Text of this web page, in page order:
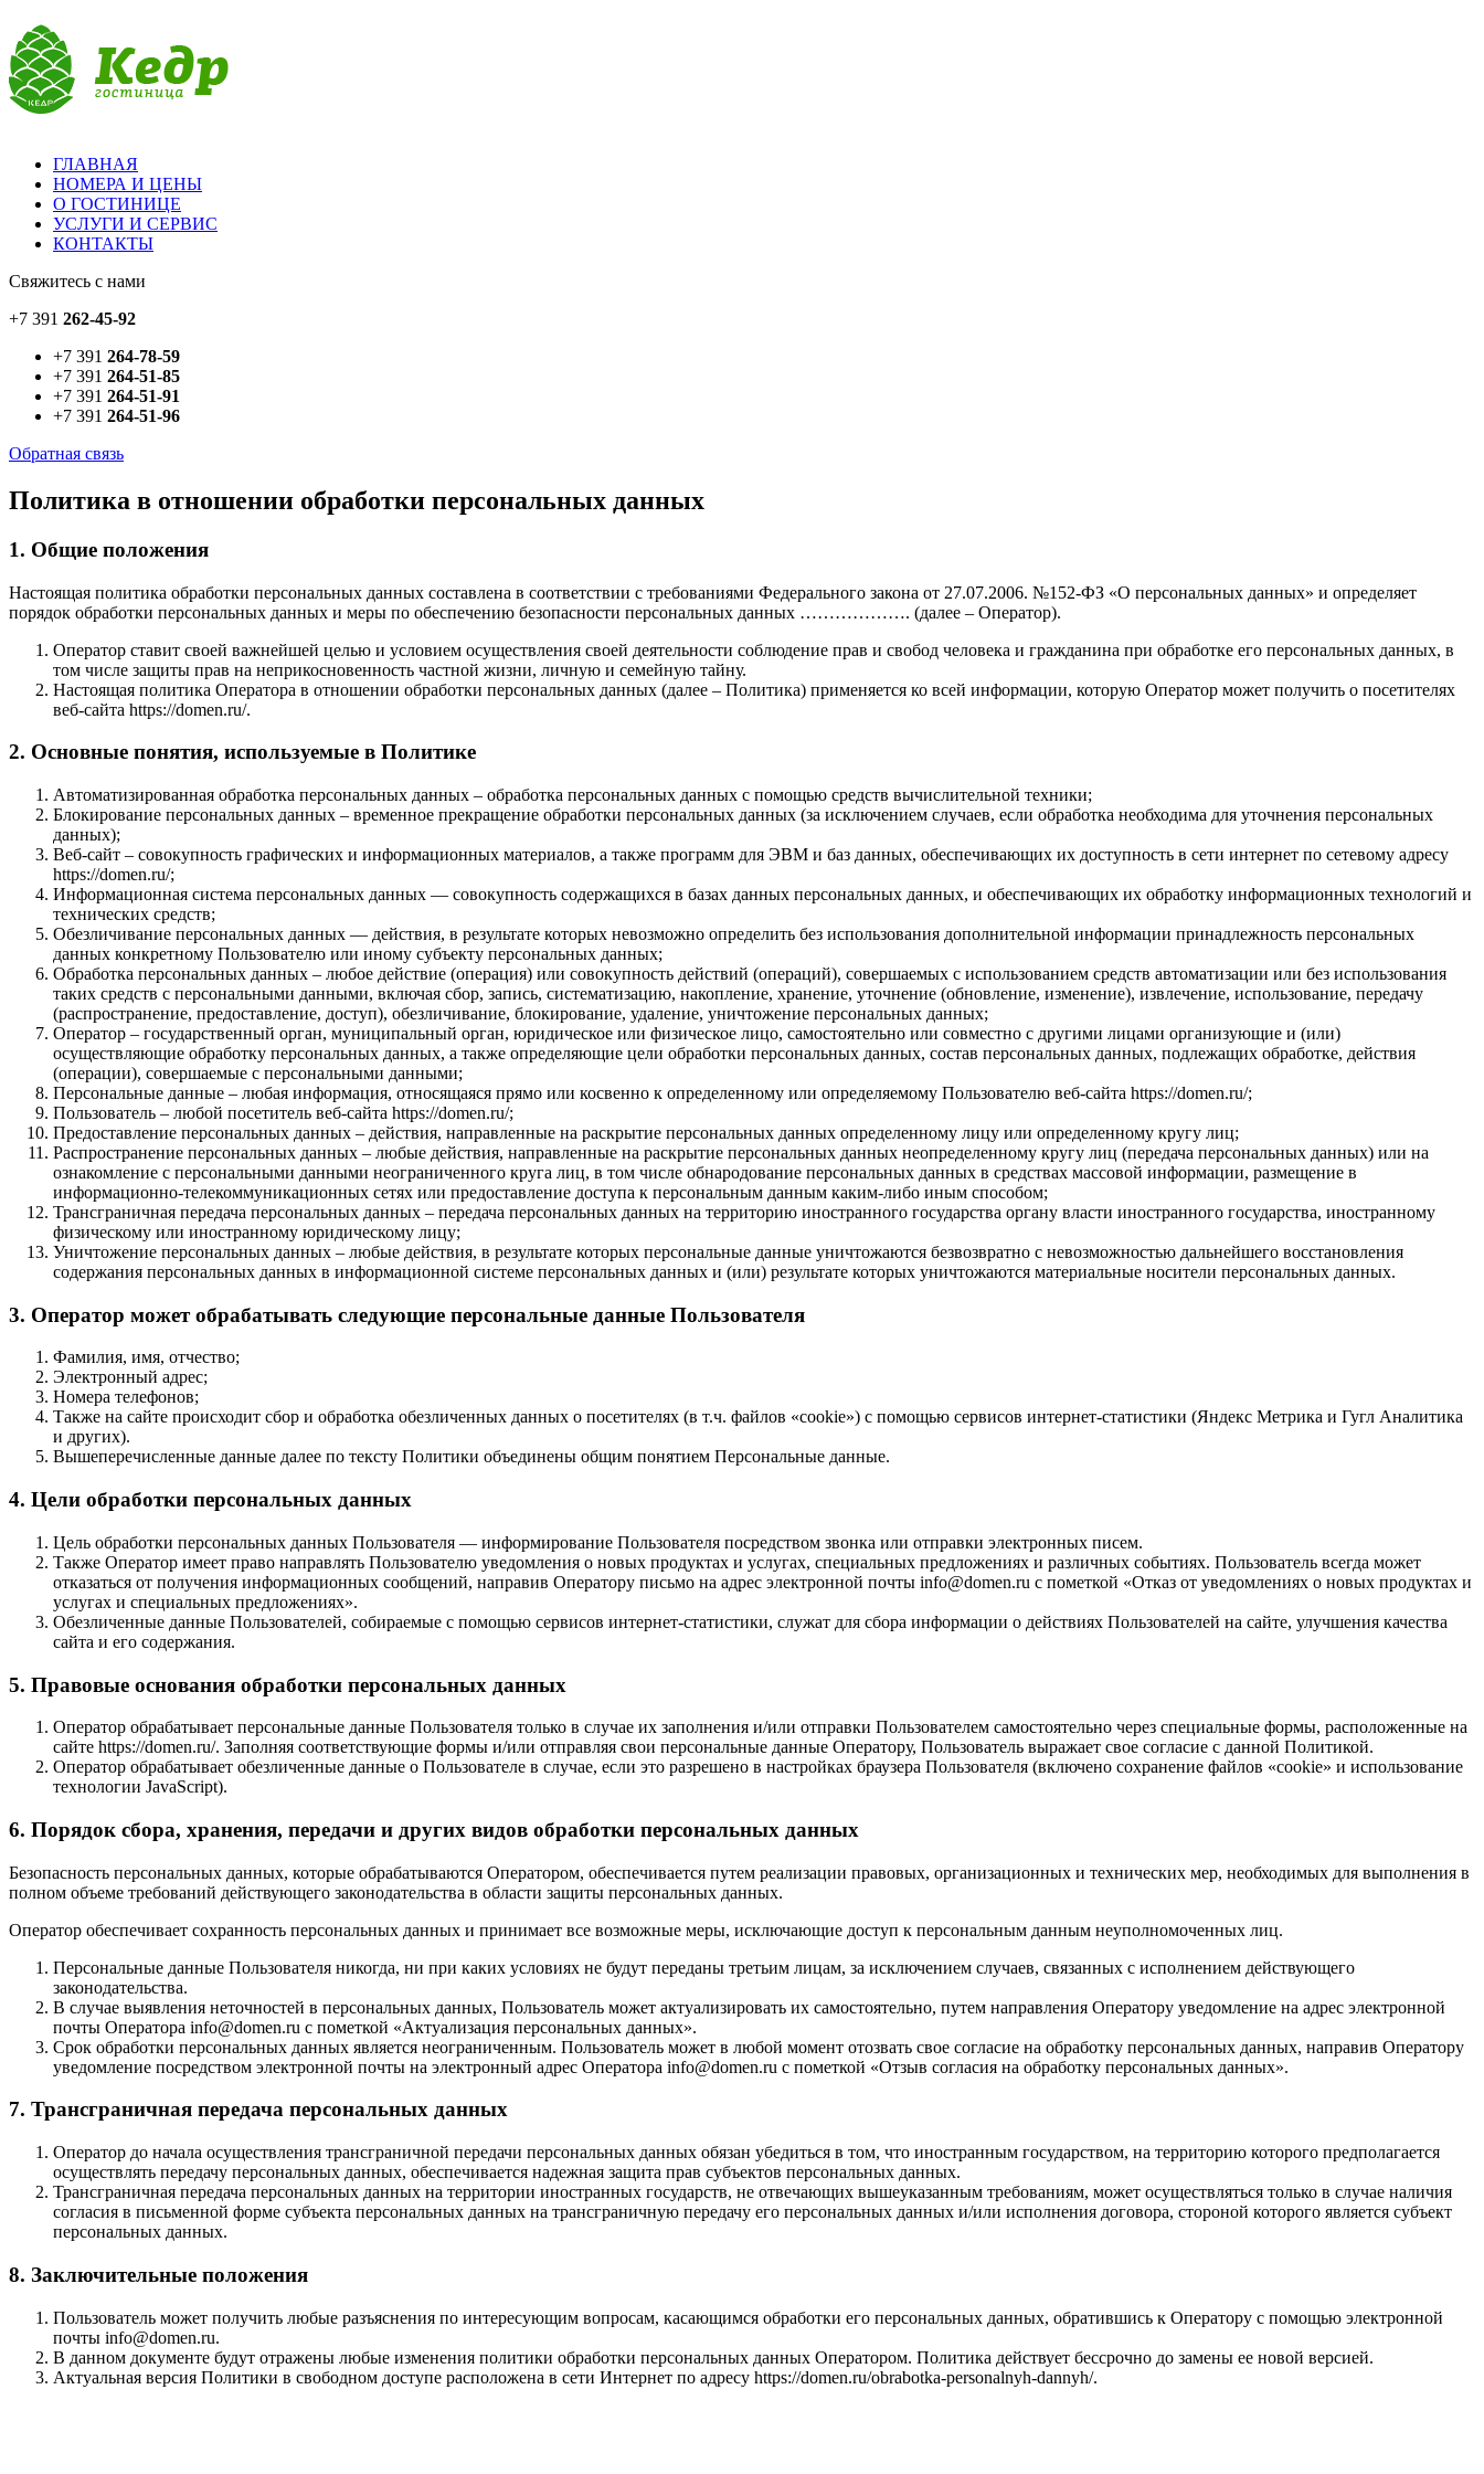
ГЛАВНАЯ
НОМЕРА И ЦЕНЫ
О ГОСТИНИЦЕ
УСЛУГИ И СЕРВИС
КОНТАКТЫ
Свяжитесь с нами
+7 391 262-45-92
+7 391 264-78-59
+7 391 264-51-85
+7 391 264-51-91
+7 391 264-51-96
Обратная связь
Политика в отношении обработки персональных данных
1. Общие положения
Настоящая политика обработки персональных данных составлена в соответствии с требованиями Федерального закона от 27.07.2006. №152-ФЗ «О персональных данных» и определяет
порядок обработки персональных данных и меры по обеспечению безопасности персональных данных ………………. (далее – Оператор).
Оператор ставит своей важнейшей целью и условием осуществления своей деятельности соблюдение прав и свобод человека и гражданина при обработке его персональных данных, в
том числе защиты прав на неприкосновенность частной жизни, личную и семейную тайну.
Настоящая политика Оператора в отношении обработки персональных данных (далее – Политика) применяется ко всей информации, которую Оператор может получить о посетителях
веб-сайта https://domen.ru/.
2. Основные понятия, используемые в Политике
Автоматизированная обработка персональных данных – обработка персональных данных с помощью средств вычислительной техники;
Блокирование персональных данных – временное прекращение обработки персональных данных (за исключением случаев, если обработка необходима для уточнения персональных
данных);
Веб-сайт – совокупность графических и информационных материалов, а также программ для ЭВМ и баз данных, обеспечивающих их доступность в сети интернет по сетевому адресу
https://domen.ru/;
Информационная система персональных данных — совокупность содержащихся в базах данных персональных данных, и обеспечивающих их обработку информационных технологий и
технических средств;
Обезличивание персональных данных — действия, в результате которых невозможно определить без использования дополнительной информации принадлежность персональных
данных конкретному Пользователю или иному субъекту персональных данных;
Обработка персональных данных – любое действие (операция) или совокупность действий (операций), совершаемых с использованием средств автоматизации или без использования
таких средств с персональными данными, включая сбор, запись, систематизацию, накопление, хранение, уточнение (обновление, изменение), извлечение, использование, передачу
(распространение, предоставление, доступ), обезличивание, блокирование, удаление, уничтожение персональных данных;
Оператор – государственный орган, муниципальный орган, юридическое или физическое лицо, самостоятельно или совместно с другими лицами организующие и (или)
осуществляющие обработку персональных данных, а также определяющие цели обработки персональных данных, состав персональных данных, подлежащих обработке, действия
(операции), совершаемые с персональными данными;
Персональные данные – любая информация, относящаяся прямо или косвенно к определенному или определяемому Пользователю веб-сайта https://domen.ru/;
Пользователь – любой посетитель веб-сайта https://domen.ru/;
Предоставление персональных данных – действия, направленные на раскрытие персональных данных определенному лицу или определенному кругу лиц;
Распространение персональных данных – любые действия, направленные на раскрытие персональных данных неопределенному кругу лиц (передача персональных данных) или на
ознакомление с персональными данными неограниченного круга лиц, в том числе обнародование персональных данных в средствах массовой информации, размещение в
информационно-телекоммуникационных сетях или предоставление доступа к персональным данным каким-либо иным способом;
Трансграничная передача персональных данных – передача персональных данных на территорию иностранного государства органу власти иностранного государства, иностранному
физическому или иностранному юридическому лицу;
Уничтожение персональных данных – любые действия, в результате которых персональные данные уничтожаются безвозвратно с невозможностью дальнейшего восстановления
содержания персональных данных в информационной системе персональных данных и (или) результате которых уничтожаются материальные носители персональных данных.
3. Оператор может обрабатывать следующие персональные данные Пользователя
Фамилия, имя, отчество;
Электронный адрес;
Номера телефонов;
Также на сайте происходит сбор и обработка обезличенных данных о посетителях (в т.ч. файлов «cookie») с помощью сервисов интернет-статистики (Яндекс Метрика и Гугл Аналитика
и других).
Вышеперечисленные данные далее по тексту Политики объединены общим понятием Персональные данные.
4. Цели обработки персональных данных
Цель обработки персональных данных Пользователя — информирование Пользователя посредством звонка или отправки электронных писем.
Также Оператор имеет право направлять Пользователю уведомления о новых продуктах и услугах, специальных предложениях и различных событиях. Пользователь всегда может
отказаться от получения информационных сообщений, направив Оператору письмо на адрес электронной почты info@domen.ru с пометкой «Отказ от уведомлениях о новых продуктах и
услугах и специальных предложениях».
Обезличенные данные Пользователей, собираемые с помощью сервисов интернет-статистики, служат для сбора информации о действиях Пользователей на сайте, улучшения качества
сайта и его содержания.
5. Правовые основания обработки персональных данных
Оператор обрабатывает персональные данные Пользователя только в случае их заполнения и/или отправки Пользователем самостоятельно через специальные формы, расположенные на
сайте https://domen.ru/. Заполняя соответствующие формы и/или отправляя свои персональные данные Оператору, Пользователь выражает свое согласие с данной Политикой.
Оператор обрабатывает обезличенные данные о Пользователе в случае, если это разрешено в настройках браузера Пользователя (включено сохранение файлов «cookie» и использование
технологии JavaScript).
6. Порядок сбора, хранения, передачи и других видов обработки персональных данных
Безопасность персональных данных, которые обрабатываются Оператором, обеспечивается путем реализации правовых, организационных и технических мер, необходимых для выполнения в
полном объеме требований действующего законодательства в области защиты персональных данных.
Оператор обеспечивает сохранность персональных данных и принимает все возможные меры, исключающие доступ к персональным данным неуполномоченных лиц.
Персональные данные Пользователя никогда, ни при каких условиях не будут переданы третьим лицам, за исключением случаев, связанных с исполнением действующего
законодательства.
В случае выявления неточностей в персональных данных, Пользователь может актуализировать их самостоятельно, путем направления Оператору уведомление на адрес электронной
почты Оператора info@domen.ru с пометкой «Актуализация персональных данных».
Срок обработки персональных данных является неограниченным. Пользователь может в любой момент отозвать свое согласие на обработку персональных данных, направив Оператору
уведомление посредством электронной почты на электронный адрес Оператора info@domen.ru с пометкой «Отзыв согласия на обработку персональных данных».
7. Трансграничная передача персональных данных
Оператор до начала осуществления трансграничной передачи персональных данных обязан убедиться в том, что иностранным государством, на территорию которого предполагается
осуществлять передачу персональных данных, обеспечивается надежная защита прав субъектов персональных данных.
Трансграничная передача персональных данных на территории иностранных государств, не отвечающих вышеуказанным требованиям, может осуществляться только в случае наличия
согласия в письменной форме субъекта персональных данных на трансграничную передачу его персональных данных и/или исполнения договора, стороной которого является субъект
персональных данных.
8. Заключительные положения
Пользователь может получить любые разъяснения по интересующим вопросам, касающимся обработки его персональных данных, обратившись к Оператору с помощью электронной
почты info@domen.ru.
В данном документе будут отражены любые изменения политики обработки персональных данных Оператором. Политика действует бессрочно до замены ее новой версией.
Актуальная версия Политики в свободном доступе расположена в сети Интернет по адресу https://domen.ru/obrabotka-personalnyh-dannyh/.